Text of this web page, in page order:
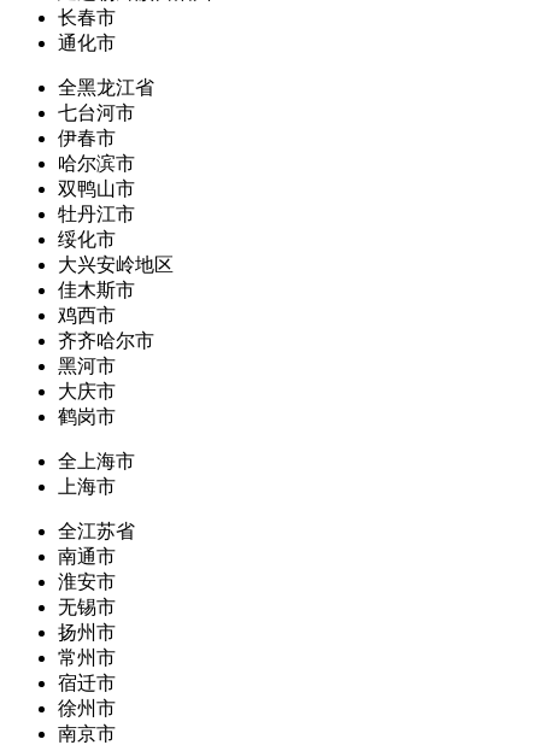
长春市
通化市
全黑龙江省
七台河市
伊春市
哈尔滨市
双鸭山市
牡丹江市
绥化市
大兴安岭地区
佳木斯市
鸡西市
齐齐哈尔市
黑河市
大庆市
鹤岗市
全上海市
上海市
全江苏省
南通市
淮安市
无锡市
扬州市
常州市
宿迁市
徐州市
南京市